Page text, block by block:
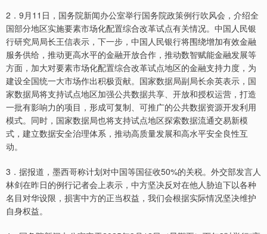
2．9月11日，国务院新闻办公室举行国务院政策例行吹风会，介绍全
国部分地区实施要素市场化配置综合改革试点有关情况。中国人民银
行研究局局长王信表示，下一步，中国人民银行将围绕增加有效金融
服务供给，推动更高水平的金融开放合作，推动数智赋能金融发展等
方面，加大对要素市场化配置综合改革试点地区的金融支持力度，为
建设全国统一大市场作出积极贡献。国家数据局副局长余英表示，国
家数据局将支持试点地区加强公共数据共享、开放和授权运营，打造
一批有影响力的项目，形成可复制、可推广的公共数据资源开发利用
模式。同时，国家数据局也将支持试点地区探索数据流通交易新模
式，建立数据安全治理体系，推动高质量发展和高水平安全良性互
动。
3．据报道，墨西哥称计划对中国等国征收50%的关税。外交部发言人
林剑在昨日的例行记者会上表示，中方坚决反对在他人胁迫下以各种
名目对华设限，损害中方的正当权益，我们会根据实际情况坚决维护
自身权益。